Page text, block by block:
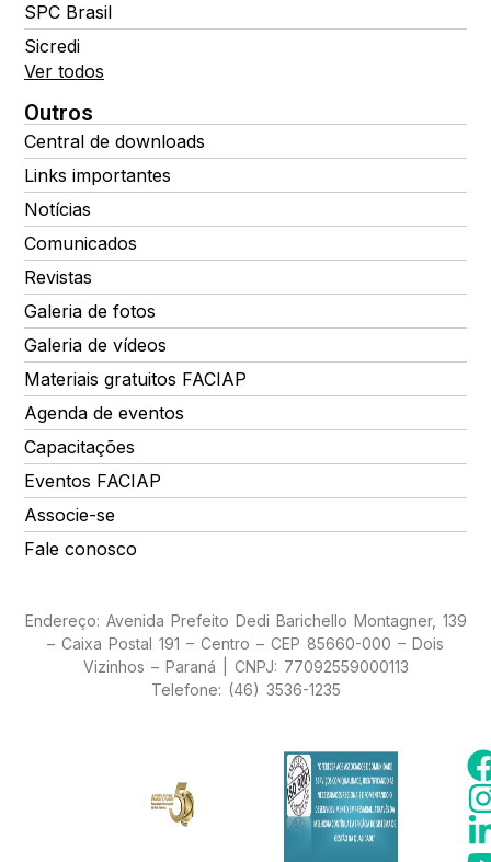
SPC Brasil
Sicredi
Ver todos
Outros
Central de downloads
Links importantes
Notícias
Comunicados
Revistas
Galeria de fotos
Galeria de vídeos
Materiais gratuitos FACIAP
Agenda de eventos
Capacitações
Eventos FACIAP
Associe-se
Fale conosco
Endereço: Avenida Prefeito Dedi Barichello Montagner, 139
– Caixa Postal 191 – Centro – CEP 85660-000 – Dois
Vizinhos – Paraná | CNPJ: 77092559000113
Telefone: (46) 3536-1235